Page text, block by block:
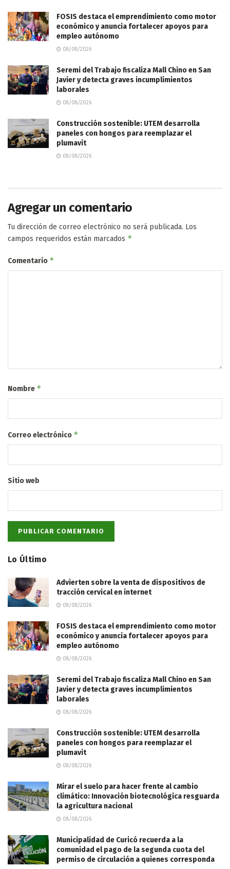
FOSIS destaca el emprendimiento como motor
económico y anuncia fortalecer apoyos para
empleo autónomo
08/08/2026
Seremi del Trabajo fiscaliza Mall Chino en San
Javier y detecta graves incumplimientos
laborales
08/08/2026
Construcción sostenible: UTEM desarrolla
paneles con hongos para reemplazar el
plumavit
08/08/2026
Agregar un comentario
Tu dirección de correo electrónico no será publicada. Los
campos requeridos están marcados *
Comentario *
Nombre *
Correo electrónico *
Sitio web
Lo Último
Advierten sobre la venta de dispositivos de
tracción cervical en internet
08/08/2026
FOSIS destaca el emprendimiento como motor
económico y anuncia fortalecer apoyos para
empleo autónomo
08/08/2026
Seremi del Trabajo fiscaliza Mall Chino en San
Javier y detecta graves incumplimientos
laborales
08/08/2026
Construcción sostenible: UTEM desarrolla
paneles con hongos para reemplazar el
plumavit
08/08/2026
Mirar el suelo para hacer frente al cambio
climático: Innovación biotecnológica resguarda
la agricultura nacional
08/08/2026
Municipalidad de Curicó recuerda a la
comunidad el pago de la segunda cuota del
permiso de circulación a quienes corresponda